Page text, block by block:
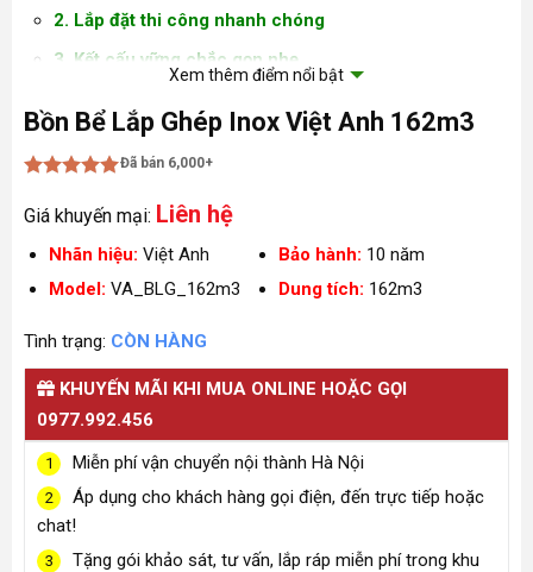
2. Lắp đặt thi công nhanh chóng
3. Kết cấu vững chắc gọn nhẹ
5. An toàn cho sức khỏe, thân thiện với môi trường
Xem thêm điểm nổi bật
Bồn Bể Lắp Ghép Inox Việt Anh 162m3
hạng55
Đã bán 6,000+
Giá khuyến mại: Liên hệ
Nhãn hiệu: Việt Anh Bảo hành: 10 năm
Model: VA_BLG_162m3 Dung tích: 162m3
Tình trạng: CÒN HÀNG
KHUYẾN MÃI KHI MUA ONLINE HOẶC GỌI
0977.992.456
1 Miễn phí vận chuyển nội thành Hà Nội
2
Áp dụng cho khách hàng gọi điện, đến trực tiếp hoặc
chat!
3
Tặng gói khảo sát, tư vấn, lắp ráp miễn phí trong khu